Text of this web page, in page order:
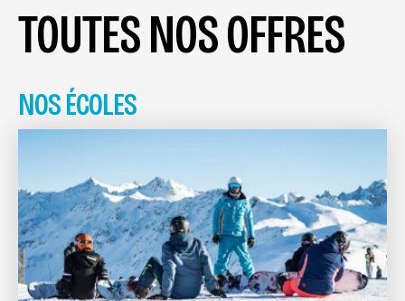
TOUTES NOS OFFRES
NOS ÉCOLES